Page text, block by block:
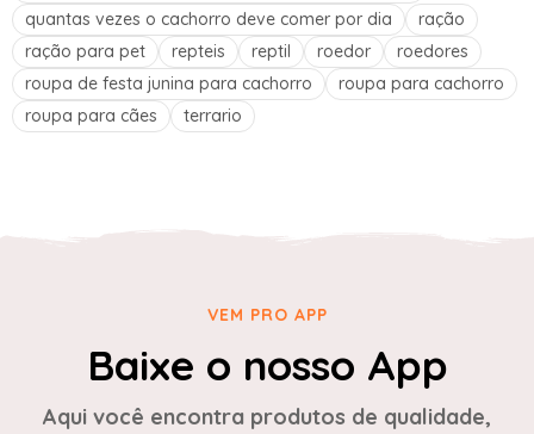
quantas vezes o cachorro deve comer por dia
ração
ração para pet
repteis reptil roedor
roedores
roupa de festa junina para cachorro
roupa para cachorro
roupa para cães
terrario
VEM PRO APP
Baixe o nosso App
Aqui você encontra produtos de qualidade,